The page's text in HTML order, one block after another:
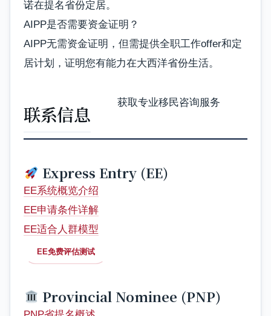
诺在提名省份定居。
AIPP是否需要资金证明？
AIPP无需资金证明，但需提供全职工作offer和定
居计划，证明您有能力在大西洋省份生活。
联系信息 获取专业移民咨询服务
Express Entry (EE)
EE系统概览介绍
EE申请条件详解
EE适合人群模型
EE免费评估测试
Provincial Nominee (PNP)